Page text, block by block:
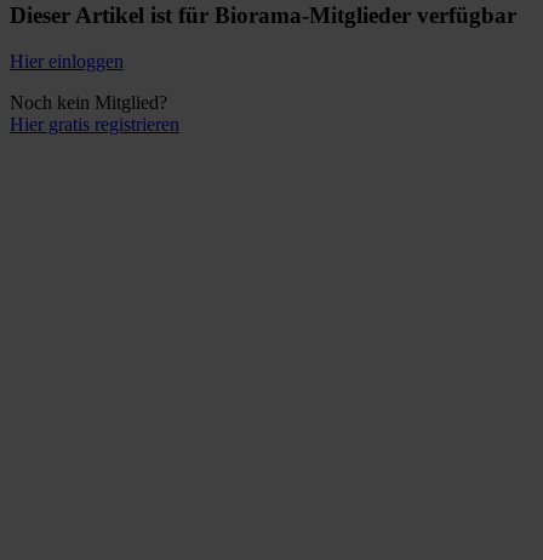
Dieser Artikel ist für Biorama-Mitglieder verfügbar
Hier einloggen
Noch kein Mitglied?
Hier gratis registrieren